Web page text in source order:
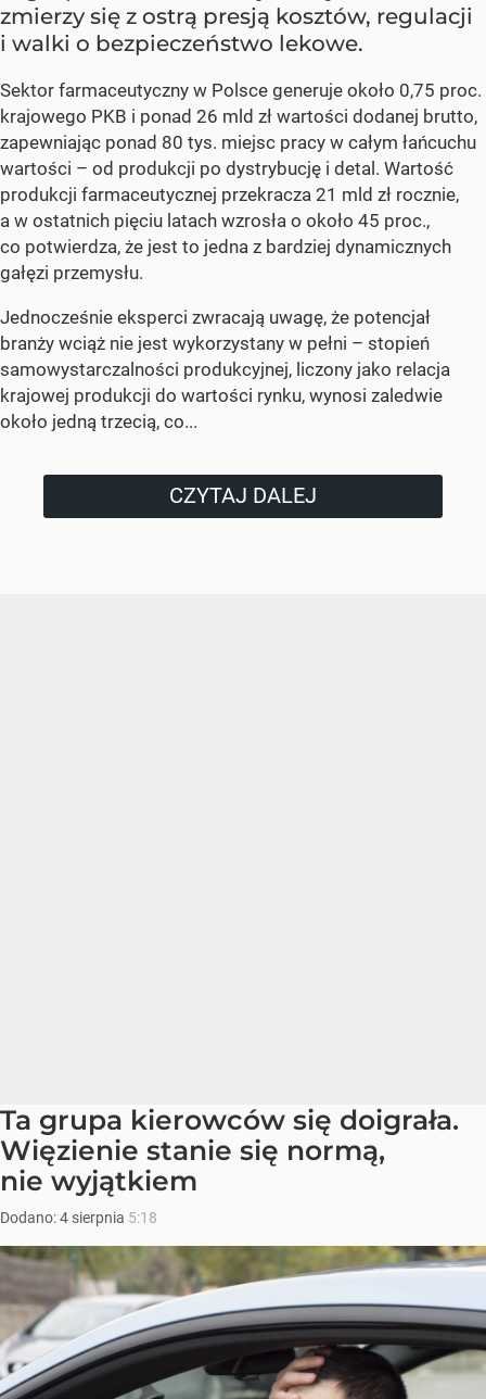
zmierzy się z ostrą presją kosztów, regulacji
i walki o bezpieczeństwo lekowe.
Sektor farmaceutyczny w Polsce generuje około 0,75 proc.
krajowego PKB i ponad 26 mld zł wartości dodanej brutto,
zapewniając ponad 80 tys. miejsc pracy w całym łańcuchu
wartości – od produkcji po dystrybucję i detal. Wartość
produkcji farmaceutycznej przekracza 21 mld zł rocznie,
a w ostatnich pięciu latach wzrosła o około 45 proc.,
co potwierdza, że jest to jedna z bardziej dynamicznych
gałęzi przemysłu.
Jednocześnie eksperci zwracają uwagę, że potencjał
branży wciąż nie jest wykorzystany w pełni – stopień
samowystarczalności produkcyjnej, liczony jako relacja
krajowej produkcji do wartości rynku, wynosi zaledwie
około jedną trzecią, co...
CZYTAJ DALEJ
Ta grupa kierowców się doigrała.
Więzienie stanie się normą,
nie wyjątkiem
Dodano:4 sierpnia 5:18